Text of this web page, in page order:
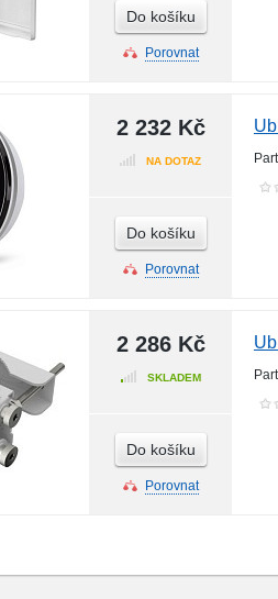
Do košíku
Porovnat
2 232 Kč
NA DOTAZ
Do košíku
Porovnat
2 286 Kč
SKLADEM
Do košíku
Porovnat